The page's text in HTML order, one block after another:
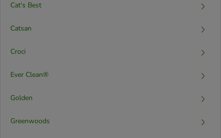
Cat's Best
Catsan
Croci
Ever Clean®
Golden
Greenwoods